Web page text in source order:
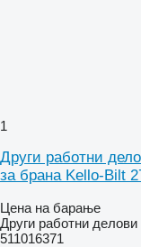
1
Други работни
за брана Kello-Bilt
Цена на барање
Други работни делови
511016371